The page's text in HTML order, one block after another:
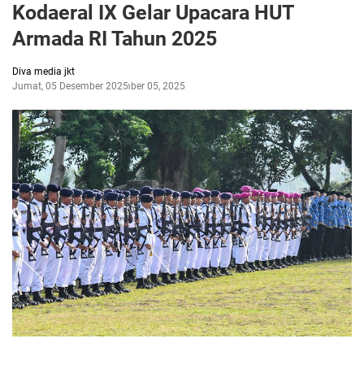
Kodaeral IX Gelar Upacara HUT
Armada RI Tahun 2025
Diva media jkt
Jumat, 05 Desember 2025Desember 05, 2025